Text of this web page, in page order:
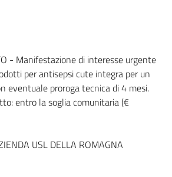
- Manifestazione di interesse urgente
per antisepsi cute integra per un
eventuale proroga tecnica di 4 mesi.
entro la soglia comunitaria (€
USL DELLA ROMAGNA